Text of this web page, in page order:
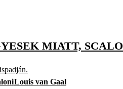
MIATT,
Louis van Gaal